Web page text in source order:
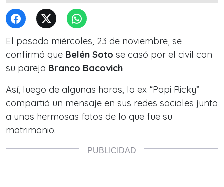
El pasado miércoles, 23 de noviembre, se
confirmó que Belén Soto se casó por el civil con
su pareja Branco Bacovich
Así, luego de algunas horas, la ex “Papi Ricky”
compartió un mensaje en sus redes sociales junto
a unas hermosas fotos de lo que fue su
matrimonio.